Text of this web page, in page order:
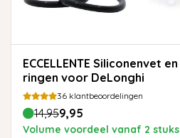
ECCELLENTE Siliconenvet en O-
ringen voor DeLonghi
36 klantbeoordelingen
14,959,95
Volume voordeel vanaf 2 stuks